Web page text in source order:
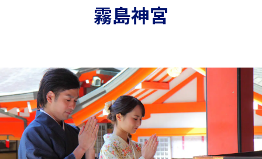
行き先
旅のお役立ち情報
霧島神宮